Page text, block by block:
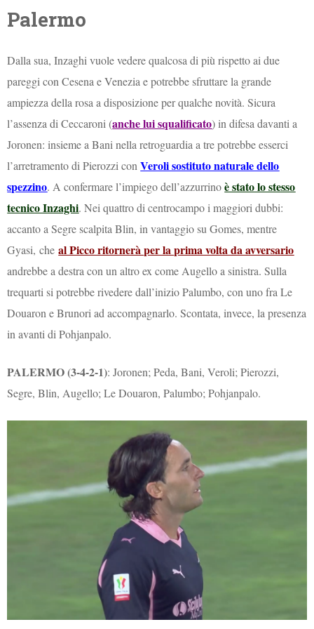
Palermo
Dalla sua, Inzaghi vuole vedere qualcosa di più rispetto ai due
pareggi con Cesena e Venezia e potrebbe sfruttare la grande
ampiezza della rosa a disposizione per qualche novità. Sicura
l’assenza di Ceccaroni (anche lui squalificato) in difesa davanti a
Joronen: insieme a Bani nella retroguardia a tre potrebbe esserci
l’arretramento di Pierozzi conVeroli sostituto naturale dello
spezzino. A confermare l’impiego dell’azzurrinoè stato lo stesso
tecnico Inzaghi. Nei quattro di centrocampo i maggiori dubbi:
accanto a Segre scalpita Blin, in vantaggio su Gomes, mentre
Gyasi,cheal Picco ritornerà per la prima volta da avversario
andrebbe a destra con un altro ex come Augello a sinistra. Sulla
trequarti si potrebbe rivedere dall’inizio Palumbo, con uno fra Le
Douaron e Brunori ad accompagnarlo. Scontata, invece, la presenza
in avanti di Pohjanpalo.
PALERMO (3-4-2-1): Joronen; Peda, Bani, Veroli; Pierozzi,
Segre, Blin, Augello; Le Douaron, Palumbo; Pohjanpalo.